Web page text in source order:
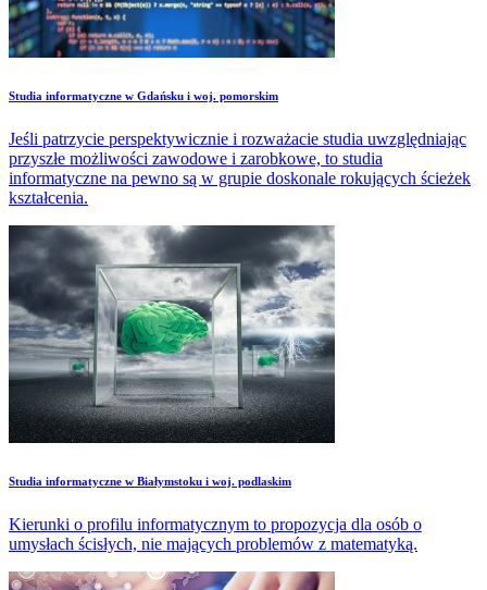
Studia informatyczne w Gdańsku i woj. pomorskim
Jeśli patrzycie perspektywicznie i rozważacie studia uwzględniając
przyszłe możliwości zawodowe i zarobkowe, to studia
informatyczne na pewno są w grupie doskonale rokujących ścieżek
kształcenia.
Studia informatyczne w Białymstoku i woj. podlaskim
Kierunki o profilu informatycznym to propozycja dla osób o
umysłach ścisłych, nie mających problemów z matematyką.